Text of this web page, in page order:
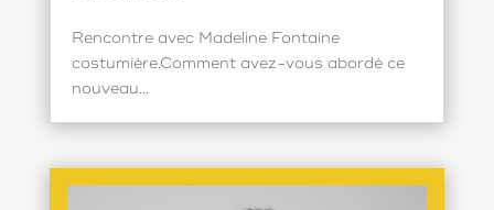
Rencontre avec Madeline Fontaine
costumière.Comment avez-vous abordé ce
nouveau...